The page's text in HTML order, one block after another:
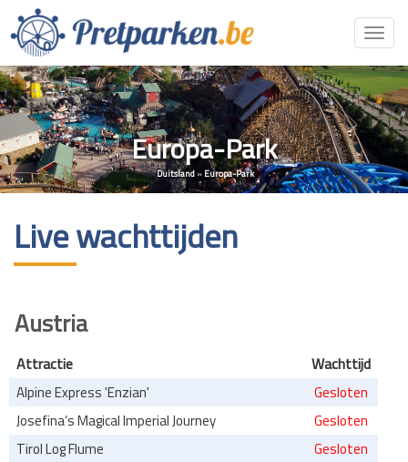
Europa-Park
Duitsland» Europa-Park
Live wachttijden
Austria
Attractie Wachttijd
Alpine Express 'Enzian'
Gesloten
Josefina’s Magical Imperial Journey
Gesloten
Tirol Log Flume
Gesloten